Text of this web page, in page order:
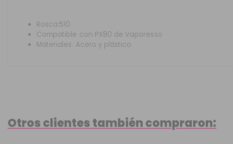
Rosca:510
Compatible con PX80 de Vaporesso
Materiales: Acero y plástico
Otros clientes también compraron: